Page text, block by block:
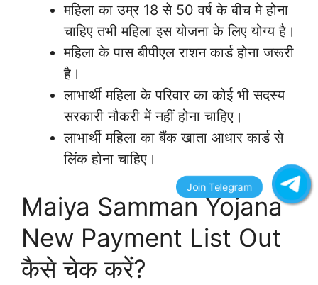
महिला का उम्र 18 से 50 वर्ष के बीच मे होना
चाहिए तभी महिला इस योजना के लिए योग्य है।
महिला के पास बीपीएल राशन कार्ड होना जरूरी
है।
लाभार्थी महिला के परिवार का कोई भी सदस्य
सरकारी नौकरी में नहीं होना चाहिए।
लाभार्थी महिला का बैंक खाता आधार कार्ड से
लिंक होना चाहिए।
Maiya Samman Yojana
New Payment List Out
कैसे चेक करें?